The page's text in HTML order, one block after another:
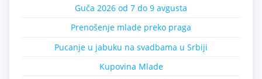
Guča 2026 od 7 do 9 avgusta
Prenošenje mlade preko praga
Pucanje u jabuku na svadbama u Srbiji
Kupovina Mlade